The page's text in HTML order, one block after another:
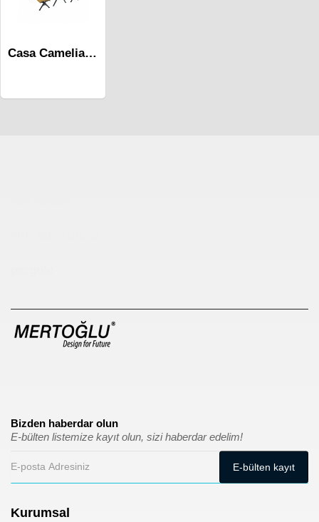
Casa Camelia Piknik Masası Mpg-431b
Bizden haberdar olun
E-bülten listemize kayıt olun, sizi haberdar edelim!
Kurumsal